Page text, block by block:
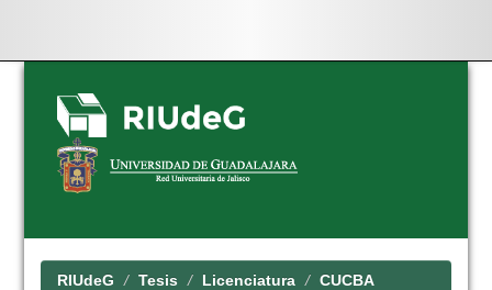
Skip
navigation
RIUdeG Tesis Licenciatura CUCBA